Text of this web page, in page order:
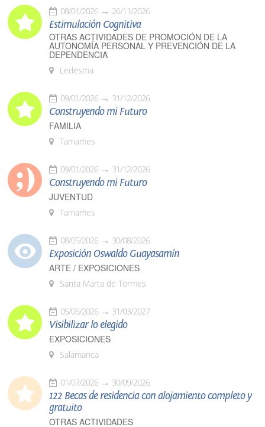
08/01/2026 26/11/2026
Estimulación Cognitiva
OTRAS ACTIVIDADES DE PROMOCIÓN DE LA
AUTONOMÍA PERSONAL Y PREVENCIÓN DE LA
DEPENDENCIA
Ledesma
09/01/2026 31/12/2026
Construyendo mi Futuro
FAMILIA
Tamames
09/01/2026 31/12/2026
Construyendo mi Futuro
JUVENTUD
Tamames
08/05/2026 30/08/2026
Exposición Oswaldo Guayasamín
ARTE / EXPOSICIONES
Santa Marta de Tormes
05/06/2026 31/03/2027
Visibilizar lo elegido
EXPOSICIONES
Salamanca
01/07/2026 30/09/2026
122 Becas de residencia con alojamiento completo y
gratuito
OTRAS ACTIVIDADES